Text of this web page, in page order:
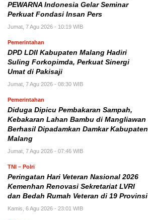
PEWARNA Indonesia Gelar Seminar
Perkuat Fondasi Insan Pers
Jumat, 7 Agu 2026 - 10:19 WIB
Pemerintahan
DPD LDII Kabupaten Malang Hadiri
Suling Forkopimda, Perkuat Sinergi
Umat di Pakisaji
Jumat, 7 Agu 2026 - 08:30 WIB
Pemerintahan
Diduga Dipicu Pembakaran Sampah,
Kebakaran Lahan Bambu di Mangliawan
Berhasil Dipadamkan Damkar Kabupaten
Malang
Jumat, 7 Agu 2026 - 07:46 WIB
TNI – Polri
Peringatan Hari Veteran Nasional 2026
Kemenhan Renovasi Sekretariat LVRI
dan Bedah Rumah Veteran di 19 Provinsi
Kamis, 6 Agu 2026 - 23:01 WIB